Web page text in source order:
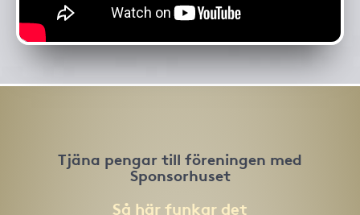
Tjäna pengar till föreningen med
Sponsorhuset
Så här funkar det